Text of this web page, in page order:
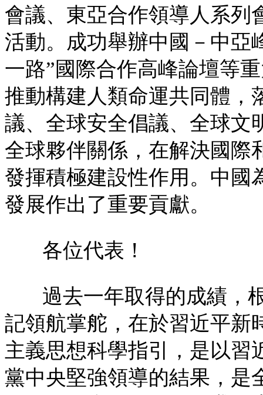
會議、東亞合作領導人系列
活動。成功舉辦中國－中亞
一路”國際合作高峰論壇等
推動構建人類命運共同體，
議、全球安全倡議、全球文
全球夥伴關係，在解決國際
發揮積極建設性作用。中國
發展作出了重要貢獻。
各位代表！
過去一年取得的成績，
記領航掌舵，在於習近平新
主義思想科學指引，是以習
黨中央堅強領導的結果，是